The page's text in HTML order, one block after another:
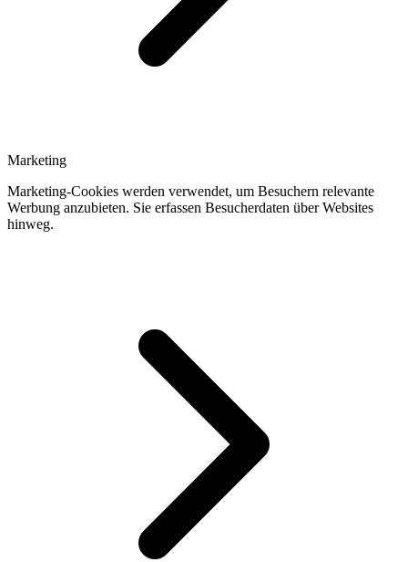
Marketing
Marketing-Cookies werden verwendet, um Besuchern relevante
Werbung anzubieten. Sie erfassen Besucherdaten über Websites
hinweg.